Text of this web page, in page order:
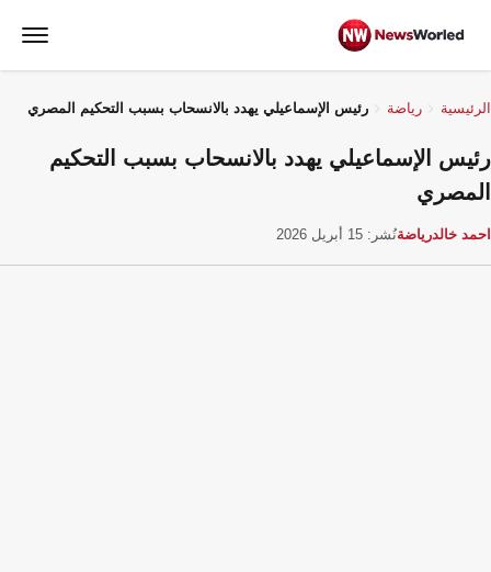
الرئيسية رياضة رئيس الإسماعيلي يهدد بالانسحاب بسبب التحكيم المصري
رئيس الإسماعيلي يهدد بالانسحاب بسبب التحكيم
المصري
احمد خالدرياضةنُشر: 15 أبريل 2026